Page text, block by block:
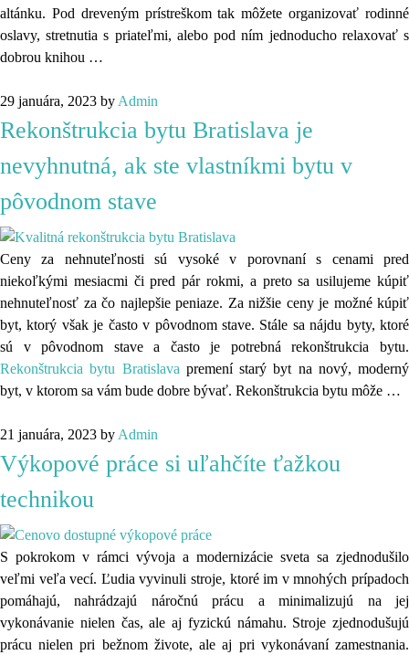
altánku. Pod dreveným prístreškom tak môžete organizovať rodinné
oslavy, stretnutia s priateľmi, alebo pod ním jednoducho relaxovať s
dobrou knihou …
29 januára, 2023 by Admin
Rekonštrukcia bytu Bratislava je
nevyhnutná, ak ste vlastníkmi bytu v
pôvodnom stave
Ceny za nehnuteľnosti sú vysoké v porovnaní s cenami pred
niekoľkými mesiacmi či pred pár rokmi, a preto sa usilujeme kúpiť
nehnuteľnosť za čo najlepšie peniaze. Za nižšie ceny je možné kúpiť
byt, ktorý však je často v pôvodnom stave. Stále sa nájdu byty, ktoré
sú v pôvodnom stave a často je potrebná rekonštrukcia bytu.
Rekonštrukcia bytu Bratislava premení starý byt na nový, moderný
byt, v ktorom sa vám bude dobre bývať. Rekonštrukcia bytu môže …
21 januára, 2023 by Admin
Výkopové práce si uľahčíte ťažkou
technikou
S pokrokom v rámci vývoja a modernizácie sveta sa zjednodušilo
veľmi veľa vecí. Ľudia vyvinuli stroje, ktoré im v mnohých prípadoch
pomáhajú, nahrádzajú náročnú prácu a minimalizujú na jej
vykonávanie nielen čas, ale aj fyzickú námahu. Stroje zjednodušujú
prácu nielen pri bežnom živote, ale aj pri vykonávaní zamestnania.